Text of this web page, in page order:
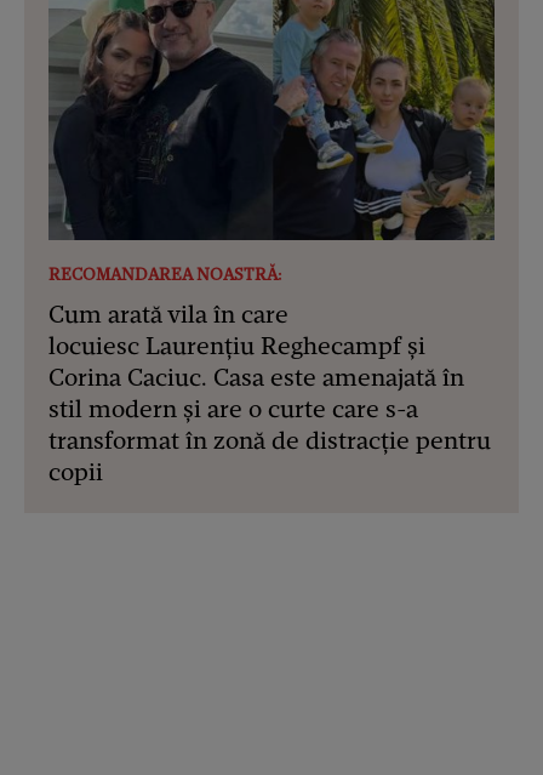
RECOMANDAREA NOASTRĂ:
Cum arată vila în care
locuiesc Laurențiu Reghecampf și
Corina Caciuc. Casa este amenajată în
stil modern și are o curte care s-a
transformat în zonă de distracție pentru
copii